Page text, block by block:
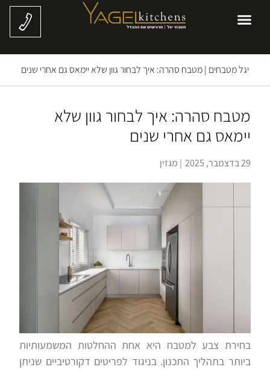
יגל מטבחים |מטבח סהרה: איך לבחור גוון שלא יימאס גם אחרי שנים
מטבח סהרה: איך לבחור גוון שלא
יימאס גם אחרי שנים
29 בדצמבר, 2025 | מגזין
בחירת צבע למטבח היא אחת ההחלטות המשמעותיות
ביותר בתהליך התכנון. בניגוד לפריטים דקורטיביים שניתן